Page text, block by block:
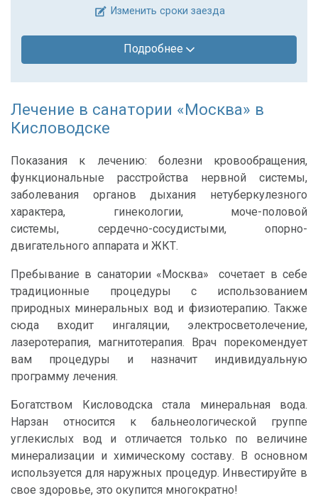
Изменить сроки заезда
Подробнее
Лечение в санатории «Москва» в
Кисловодске
Показания к лечению: болезни кровообращения,
функциональные расстройства нервной системы,
заболевания органов дыхания нетуберкулезного
характера, гинекологии, моче-половой
системы, сердечно-сосудистыми, опорно-
двигательного аппарата и ЖКТ.
Пребывание в санатории «Москва» сочетает в себе
традиционные процедуры с использованием
природных минеральных вод и физиотерапию. Также
сюда входит ингаляции, электросветолечение,
лазеротерапия, магнитотерапия. Врач порекомендует
вам процедуры и назначит индивидуальную
программу лечения.
Богатством Кисловодска стала минеральная вода.
Нарзан относится к бальнеологической группе
углекислых вод и отличается только по величине
минерализации и химическому составу. В основном
используется для наружных процедур. Инвестируйте в
свое здоровье, это окупится многократно!